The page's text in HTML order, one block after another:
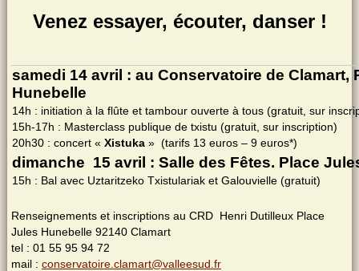
Venez essayer, écouter, danser !
samedi 14 avril : au Conservatoire de Clamart,
Hunebelle
14h : initiation à la flûte et tambour ouverte à tous (gratuit, sur
15h-17h : Masterclass publique de txistu (gratuit, sur inscription)
20h30 : concert « Xistuka » (tarifs 13 euros – 9 euros*)
dimanche 15 avril : Salle des Fêtes. Place
15h : Bal avec Uztaritzeko Txistulariak et Galouvielle (gratuit)
Renseignements et inscriptions au CRD Henri Dutilleux Place
Jules Hunebelle 92140 Clamart
tel : 01 55 95 94 72
mail : conservatoire.clamart@valleesud.fr